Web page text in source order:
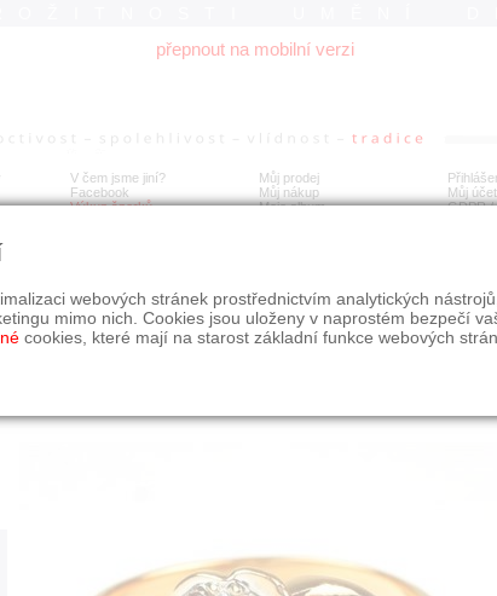
přepnout na mobilní verzi
V čem jsme jiní?
Facebook
Výkup šperků
Můj prodej
Můj nákup
Moje album
Můj
GDPR/
prsten se zirkony
webových stránek prostřednictvím analytických
mimo nich. Cookies jsou uloženy v naprostém bezpečí
cookies, které mají na starost základní funkce webových